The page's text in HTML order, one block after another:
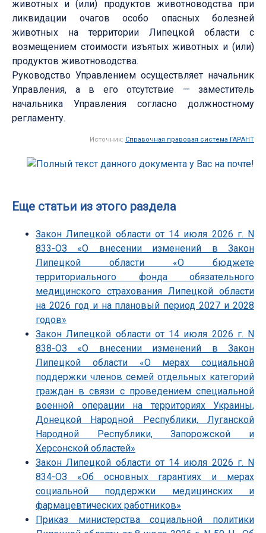
животных и (или) продуктов животноводства при
ликвидации очагов особо опасных болезней
животных на территории Липецкой области с
возмещением стоимости изъятых животных и (или)
продуктов животноводства.
Руководство Управлением осуществляет начальник
Управления, а в его отсутствие — заместитель
начальника Управления согласно должностному
регламенту.
Источник: Справочная правовая система ГАРАНТ
Еще статьи из этого раздела
Закон Липецкой области от 14 июля 2026 г. N
833-ОЗ «О внесении изменений в Закон
Липецкой области «О бюджете
территориального фонда обязательного
медицинского страхования Липецкой области
на 2026 год и на плановый период 2027 и 2028
годов»
Закон Липецкой области от 14 июля 2026 г. N
838-ОЗ «О внесении изменений в Закон
Липецкой области «О мерах социальной
поддержки членов семей отдельных категорий
граждан в связи с проведением специальной
военной операции на территориях Украины,
Донецкой Народной Республики, Луганской
Народной Республики, Запорожской и
Херсонской областей»
Закон Липецкой области от 14 июля 2026 г. N
834-ОЗ «Об основных гарантиях и мерах
социальной поддержки медицинских и
фармацевтических работников»
Приказ министерства социальной политики